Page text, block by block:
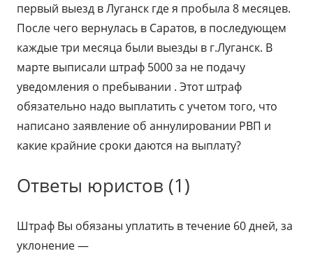
первый выезд в Луганск где я пробыла 8 месяцев.
После чего вернулась в Саратов, в последующем
каждые три месяца были выезды в г.Луганск. В
марте выписали штраф 5000 за не подачу
уведомления о пребывании . Этот штраф
обязательно надо выплатить с учетом того, что
написано заявление об аннулировании РВП и
какие крайние сроки даются на выплату?
Ответы юристов (1)
Штраф Вы обязаны уплатить в течение 60 дней, за
уклонение —